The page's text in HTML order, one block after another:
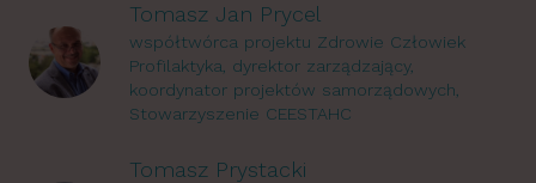
Tomasz Jan Prycel
współtwórca projektu Zdrowie Człowiek
Profilaktyka, dyrektor zarządzający,
koordynator projektów samorządowych,
Stowarzyszenie CEESTAHC
Tomasz Prystacki